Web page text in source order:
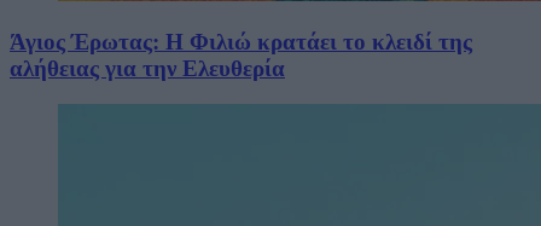
Άγιος Έρωτας: Η Φιλιώ κρατάει το κλειδί της
αλήθειας για την Ελευθερία